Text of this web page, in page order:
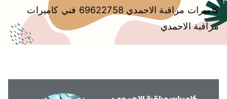
كاميرات مراقبة الاحمدي 69622758 فني كاميرات
مراقبة الاحمدي